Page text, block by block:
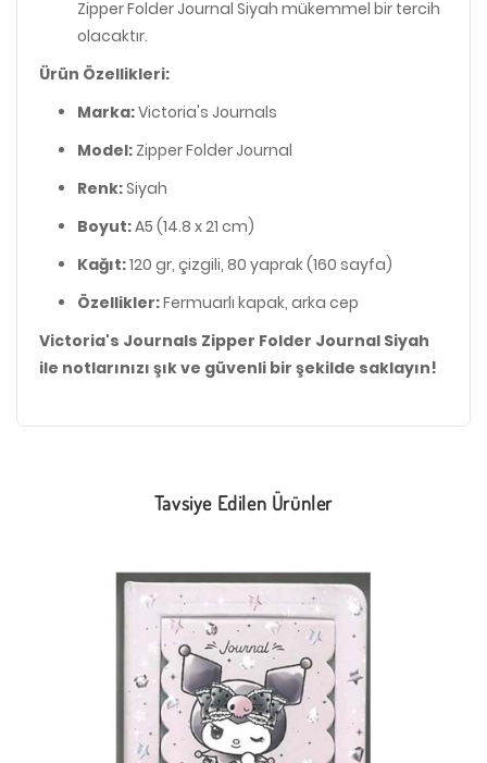
Zipper Folder Journal Siyah mükemmel bir tercih
olacaktır.
Ürün Özellikleri:
Marka:Victoria's Journals
Model: Zipper Folder Journal
Renk:Siyah
Boyut:A5 (14.8 x 21 cm)
Kağıt:120 gr, çizgili, 80 yaprak (160 sayfa)
Özellikler:Fermuarlı kapak, arka cep
Victoria's Journals Zipper Folder Journal Siyah
ile notlarınızı şık ve güvenli bir şekilde saklayın!
Tavsiye Edilen Ürünler